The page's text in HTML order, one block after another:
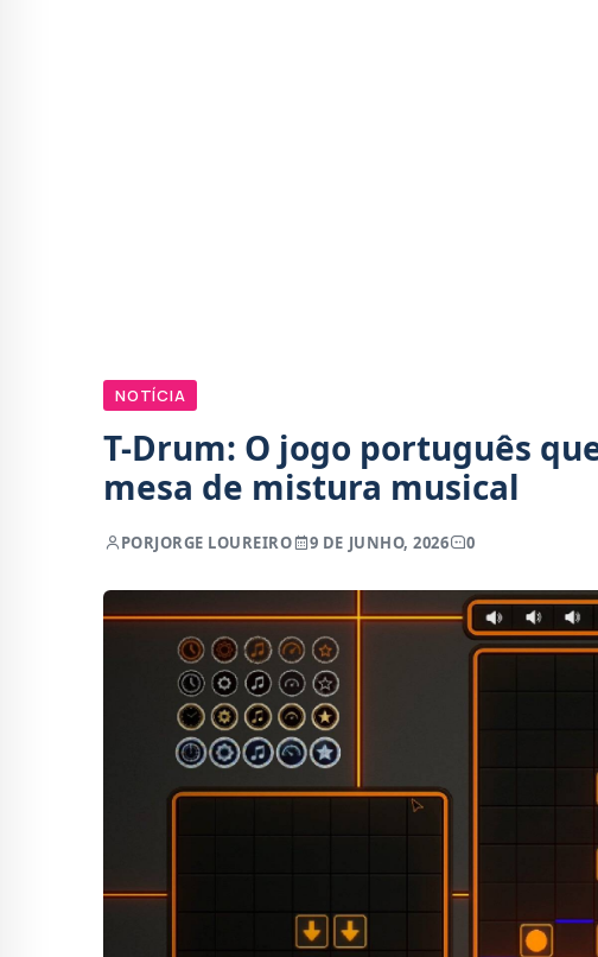
NOTÍCIA
T-Drum: O jogo português
mesa de mistura musical
PORJORGE LOUREIRO 9 DE JUNHO, 2026 0